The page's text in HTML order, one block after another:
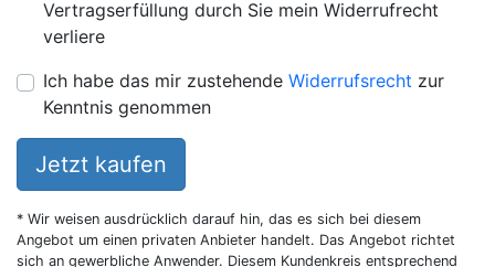
Vertragserfüllung durch Sie mein Widerrufrecht
verliere
Ich habe das mir zustehende Widerrufsrecht zur
Kenntnis genommen
Jetzt kaufen
* Wir weisen ausdrücklich darauf hin, das es sich bei diesem
Angebot um einen privaten Anbieter handelt. Das Angebot richtet
sich an gewerbliche Anwender. Diesem Kundenkreis entsprechend